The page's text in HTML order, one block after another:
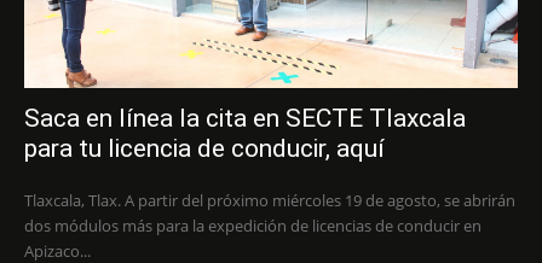
Saca en línea la cita en SECTE Tlaxcala
para tu licencia de conducir, aquí
Tlaxcala, Tlax. A partir del próximo miércoles 19 de agosto, se abrirán
dos módulos más para la expedición de licencias de conducir en
Apizaco...